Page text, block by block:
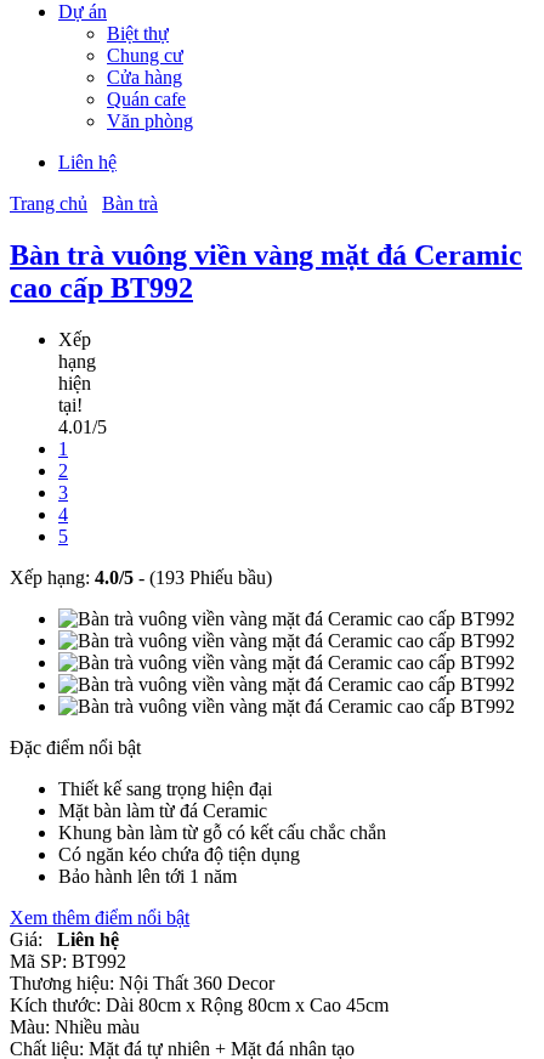
Dự án
Biệt thự
Chung cư
Cửa hàng
Quán cafe
Văn phòng
Liên hệ
Trang chủ
Bàn trà
Bàn trà vuông viền vàng mặt đá Ceramic
cao cấp BT992
Xếp
hạng
hiện
tại!
4.01/5
1
2
3
4
5
Xếp hạng: 4.0/5 - (193 Phiếu bầu)
Đặc điểm nổi bật
Thiết kế sang trọng hiện đại
Mặt bàn làm từ đá Ceramic
Khung bàn làm từ gỗ có kết cấu chắc chắn
Có ngăn kéo chứa độ tiện dụng
Bảo hành lên tới 1 năm
Xem thêm điểm nổi bật
Giá:
Liên hệ
Mã SP: BT992
Thương hiệu: Nội Thất 360 Decor
Kích thước: Dài 80cm x Rộng 80cm x Cao 45cm
Màu: Nhiều màu
Chất liệu: Mặt đá tự nhiên + Mặt đá nhân tạo